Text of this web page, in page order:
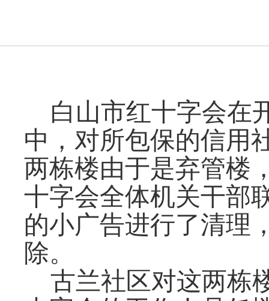
白山市红十字会在
中，对所包保的信用
两栋楼由于是弃管楼
十字会全体机关干部
的小广告进行了清理
除。
古兰社区对这两栋